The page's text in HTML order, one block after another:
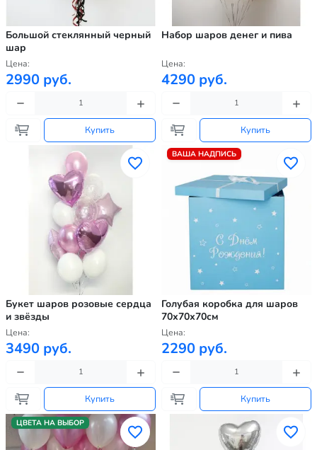
Большой стеклянный черный
шар
Цена:
2990 руб.
Купить
Набор шаров денег и пива
Цена:
4290 руб.
Купить
Букет шаров розовые сердца
и звёзды
Цена:
3490 руб.
Купить
ВАША НАДПИСЬ
Голубая коробка для шаров
70х70х70см
Цена:
2290 руб.
Купить
ЦВЕТА НА ВЫБОР